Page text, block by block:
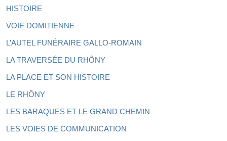
HISTOIRE
VOIE DOMITIENNE
L’AUTEL FUNÉRAIRE GALLO-ROMAIN
LA TRAVERSÉE DU RHÔNY
LA PLACE ET SON HISTOIRE
LE RHÔNY
LES BARAQUES ET LE GRAND CHEMIN
LES VOIES DE COMMUNICATION